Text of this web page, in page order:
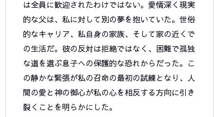
は全員に歓迎されたわけではない。愛情深く現実
的な父は、私に対して別の夢を抱いていた。世俗
的なキャリア、私自身の家族、そして家の近くで
の生活だ。彼の反対は拒絶ではなく、困難で孤独
な道を選ぶ息子への保護的な恐れからだった。こ
の静かな緊張が私の召命の最初の試練となり、人
間の愛と神の御心が私の心を相反する方向に引き
裂くことを明らかにした。